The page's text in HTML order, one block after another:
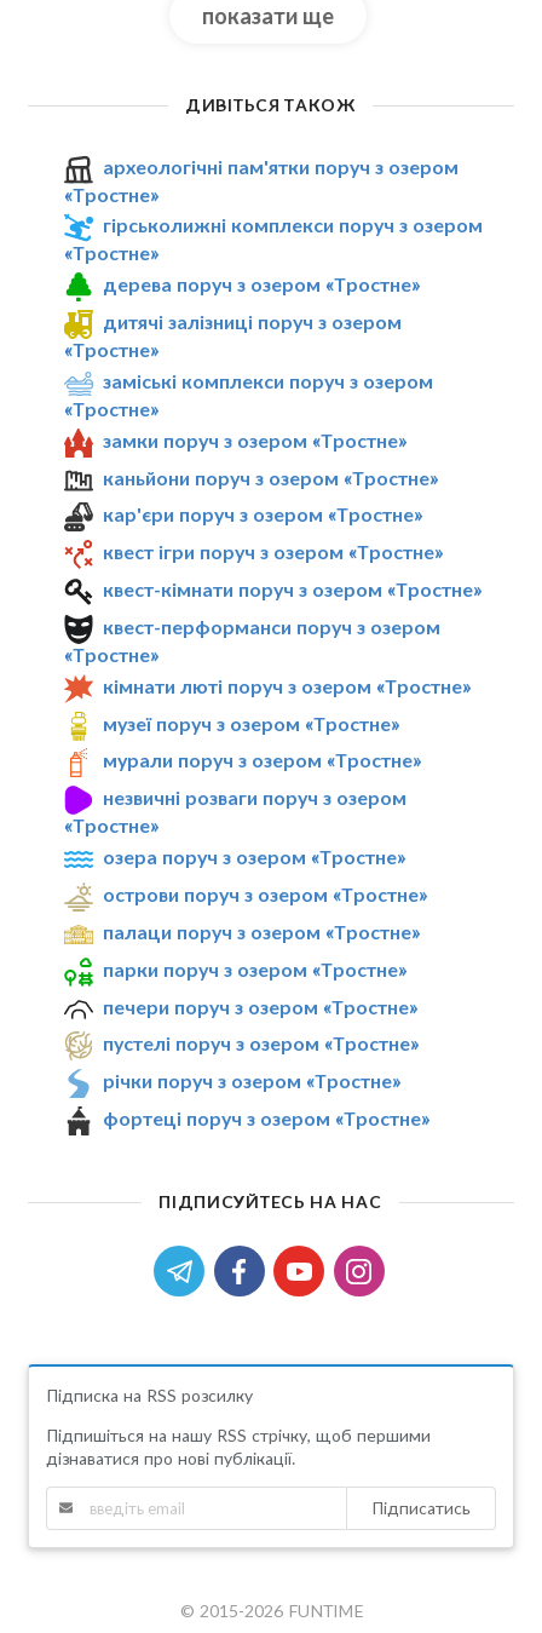
показати ще
ДИВІТЬСЯ ТАКОЖ
археологічні пам'ятки поруч з озером
«Тростне»
гірськолижні комплекси поруч з озером
«Тростне»
дерева поруч з озером «Тростне»
дитячі залізниці поруч з озером
«Тростне»
заміські комплекси поруч з озером
«Тростне»
замки поруч з озером «Тростне»
каньйони поруч з озером «Тростне»
кар'єри поруч з озером «Тростне»
квест ігри поруч з озером «Тростне»
квест-кімнати поруч з озером «Тростне»
квест-перформанси поруч з озером
«Тростне»
кімнати люті поруч з озером «Тростне»
музеї поруч з озером «Тростне»
мурали поруч з озером «Тростне»
незвичні розваги поруч з озером
«Тростне»
озера поруч з озером «Тростне»
острови поруч з озером «Тростне»
палаци поруч з озером «Тростне»
парки поруч з озером «Тростне»
печери поруч з озером «Тростне»
пустелі поруч з озером «Тростне»
річки поруч з озером «Тростне»
фортеці поруч з озером «Тростне»
ПІДПИСУЙТЕСЬ НА НАС
Підписка на RSS розсилку
Підпишіться на нашу RSS стрічку, щоб першими
дізнаватися про нові публікації.
Підписатись
© 2015-2026 FUNTIME